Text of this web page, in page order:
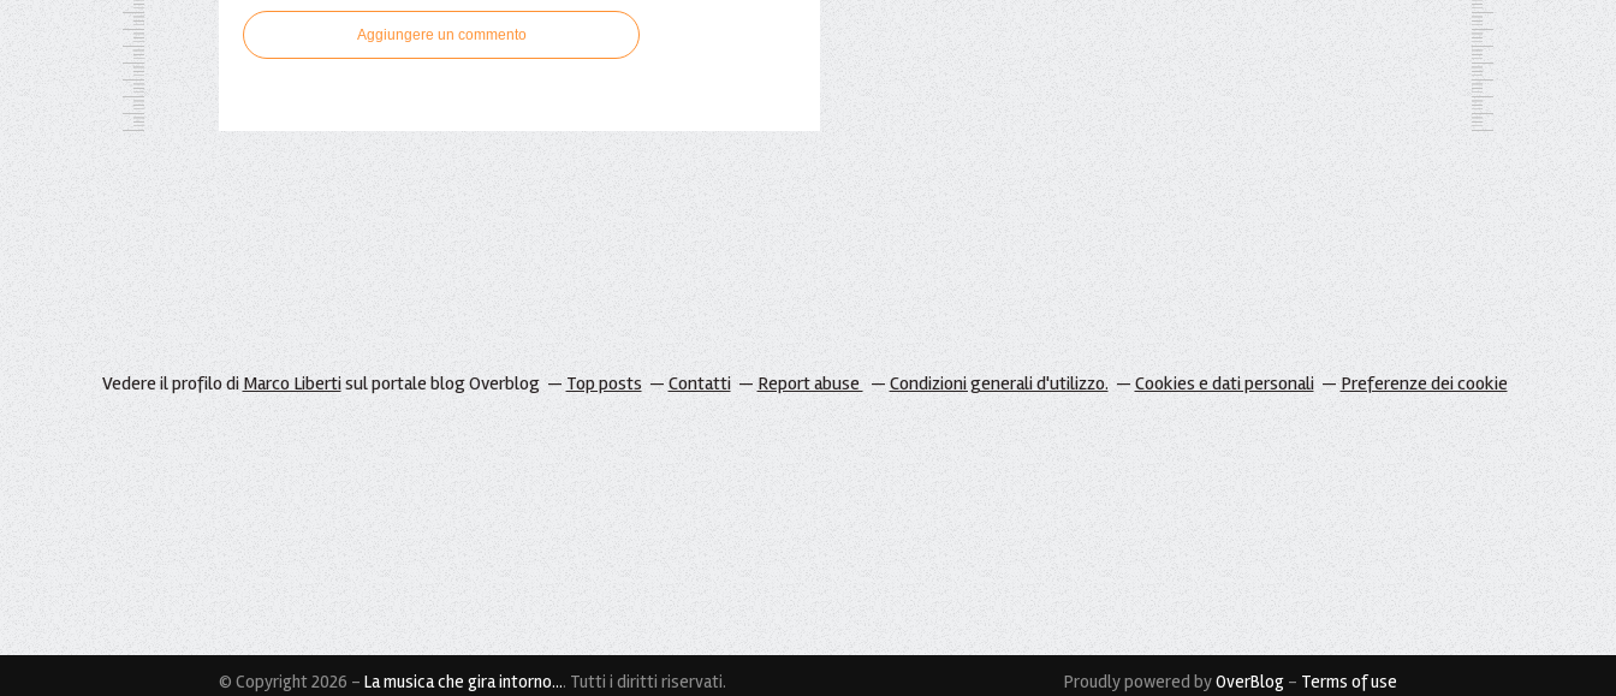
Aggiungere un commento
© Copyright 2026 - La musica che gira intorno.... Tutti i diritti riservati. Proudly powered byOverBlog - Terms of use
Vedere il profilo di Marco Libertisul portale blog Overblog Top posts Contatti Report abuse Condizioni generali d'utilizzo. Cookies e dati personali Preferenze dei cookie